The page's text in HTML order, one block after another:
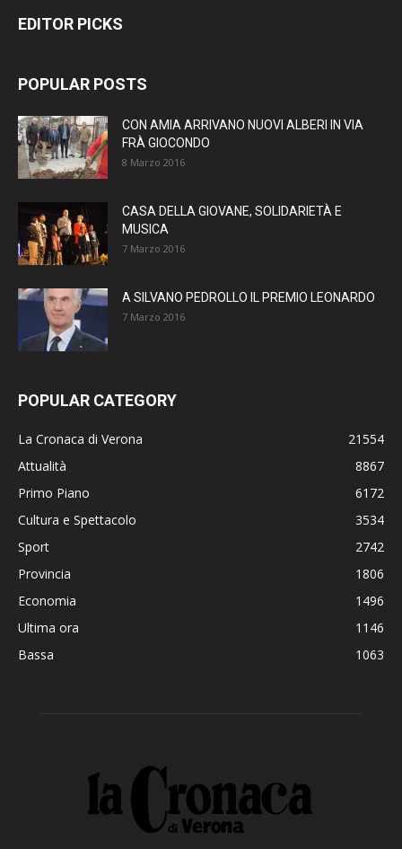
EDITOR PICKS
POPULAR POSTS
CON AMIA ARRIVANO NUOVI ALBERI IN VIA
FRÀ GIOCONDO
8 Marzo 2016
CASA DELLA GIOVANE, SOLIDARIETÀ E
MUSICA
7 Marzo 2016
A SILVANO PEDROLLO IL PREMIO LEONARDO
7 Marzo 2016
POPULAR CATEGORY
La Cronaca di Verona
21554
Attualità
8867
Primo Piano
6172
Cultura e Spettacolo
3534
Sport
2742
Provincia
1806
Economia
1496
Ultima ora
1146
Bassa
1063